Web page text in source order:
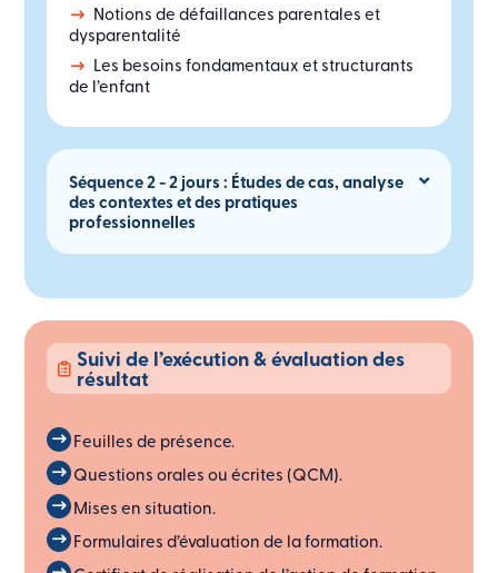
Notions de défaillances parentales et
dysparentalité
Les besoins fondamentaux et structurants
de l’enfant
Séquence 2 - 2 jours : Études de cas, analyse
des contextes et des pratiques
professionnelles
Suivi de l’exécution & évaluation des
résultat
Feuilles de présence.
Questions orales ou écrites (QCM).
Mises en situation.
Formulaires d’évaluation de la formation.